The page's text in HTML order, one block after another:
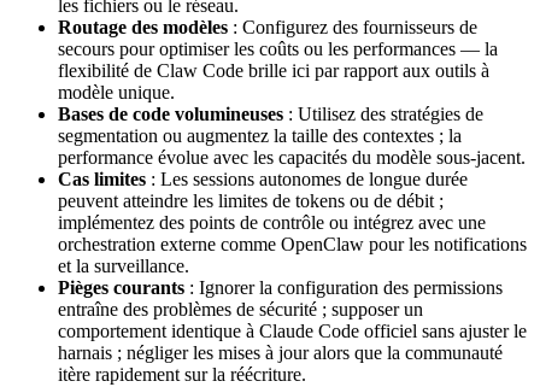
les fichiers ou le réseau.
Routage des modèles : Configurez des fournisseurs de
secours pour optimiser les coûts ou les performances — la
flexibilité de Claw Code brille ici par rapport aux outils à
modèle unique.
Bases de code volumineuses : Utilisez des stratégies de
segmentation ou augmentez la taille des contextes ; la
performance évolue avec les capacités du modèle sous-jacent.
Cas limites : Les sessions autonomes de longue durée
peuvent atteindre les limites de tokens ou de débit ;
implémentez des points de contrôle ou intégrez avec une
orchestration externe comme OpenClaw pour les notifications
et la surveillance.
Pièges courants : Ignorer la configuration des permissions
entraîne des problèmes de sécurité ; supposer un
comportement identique à Claude Code officiel sans ajuster le
harnais ; négliger les mises à jour alors que la communauté
itère rapidement sur la réécriture.